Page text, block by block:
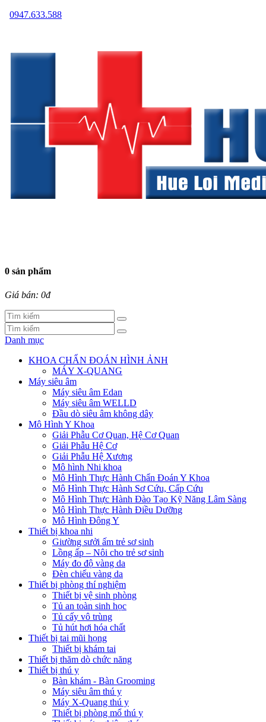
0947.633.588
0 sản phẩm
Giá bán: 0đ
Danh mục
KHOA CHẨN ĐOÁN HÌNH ẢNH
MÁY X-QUANG
Máy siêu âm
Máy siêu âm Edan
Máy siêu âm WELLD
Đầu dò siêu âm không dây
Mô Hình Y Khoa
Giải Phẫu Cơ Quan, Hệ Cơ Quan
Giải Phẫu Hệ Cơ
Giải Phẫu Hệ Xương
Mô hình Nhi khoa
Mô Hình Thực Hành Chẩn Đoán Y Khoa
Mô Hình Thực Hành Sơ Cứu, Cấp Cứu
Mô Hình Thực Hành Đào Tạo Kỹ Năng Lâm Sàng
Mô Hình Thực Hành Điều Dưỡng
Mô Hình Đông Y
Thiết bị khoa nhi
Giường sưởi ấm trẻ sơ sinh
Lồng ấp – Nôi cho trẻ sơ sinh
Máy đo độ vàng da
Đèn chiếu vàng da
Thiết bị phòng thí nghiệm
Thiết bị vệ sinh phòng
Tủ an toàn sinh học
Tủ cấy vô trùng
Tủ hút hơi hóa chất
Thiết bị tai mũi họng
Thiết bị khám tai
Thiết bị thăm dò chức năng
Thiết bị thú y
Bàn khám - Bàn Grooming
Máy siêu âm thú y
Máy X-Quang thú y
Thiết bị phòng mổ thú y